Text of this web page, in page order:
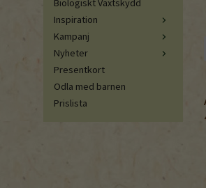
Biologiskt Växtskydd
Inspiration
Kampanj
Nyheter
Presentkort
Odla med barnen
Prislista